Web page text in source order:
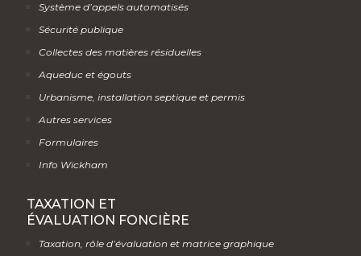
Système d’appels automatisés
Sécurité publique
Collectes des matières résiduelles
Aqueduc et égouts
Urbanisme, installation septique et permis
Autres services
Formulaires
Info Wickham
TAXATION ET
ÉVALUATION FONCIÈRE
Taxation, rôle d’évaluation et matrice graphique